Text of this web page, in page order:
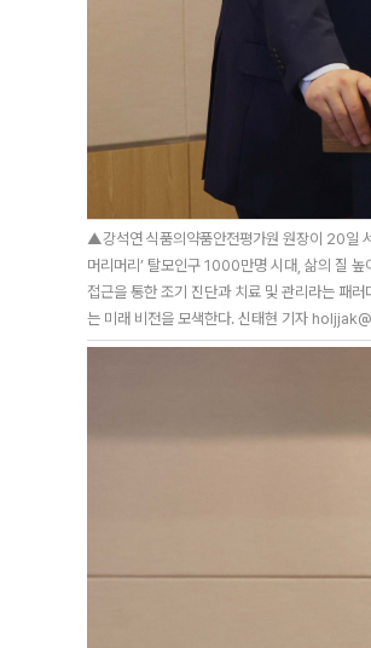
▲강석연 식품의약품안전평가원 원장이 20일
머리머리’ 탈모인구 1000만명 시대, 삶의 질
접근을 통한 조기 진단과 치료 및 관리라는 패
는 미래 비전을 모색한다. 신태현 기자 holjjak@